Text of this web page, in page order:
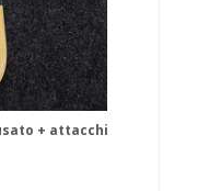
+ attacchi